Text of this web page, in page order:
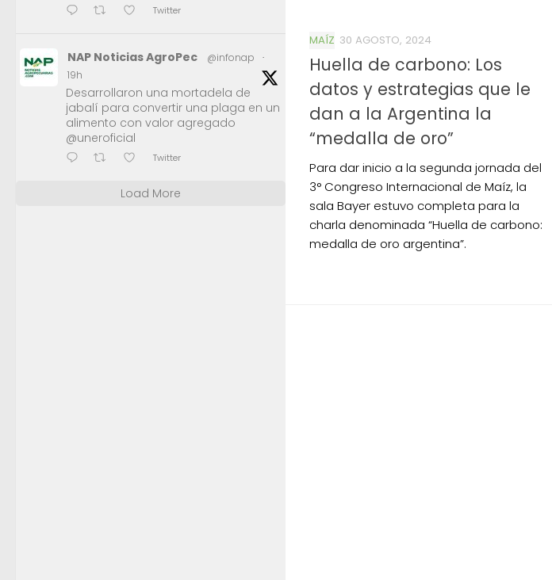
MAÍZ 30 AGOSTO, 2024
Huella de carbono: Los
datos y estrategias que le
dan a la Argentina la
“medalla de oro”
Para dar inicio a la segunda jornada del
3° Congreso Internacional de Maíz, la
sala Bayer estuvo completa para la
charla denominada “Huella de carbono:
medalla de oro argentina”.
Twitter
NAP Noticias AgroPec @infonap
·
19h
Desarrollaron una mortadela de
jabalí para convertir una plaga en un
alimento con valor agregado
@uneroficial
Twitter
Load More